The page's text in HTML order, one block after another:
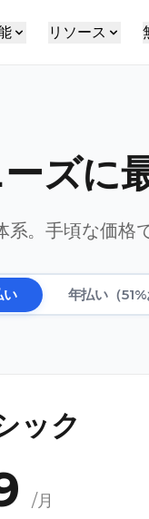
リソース
ズに
。手頃な価格
い 年払い（51%
ック
/月